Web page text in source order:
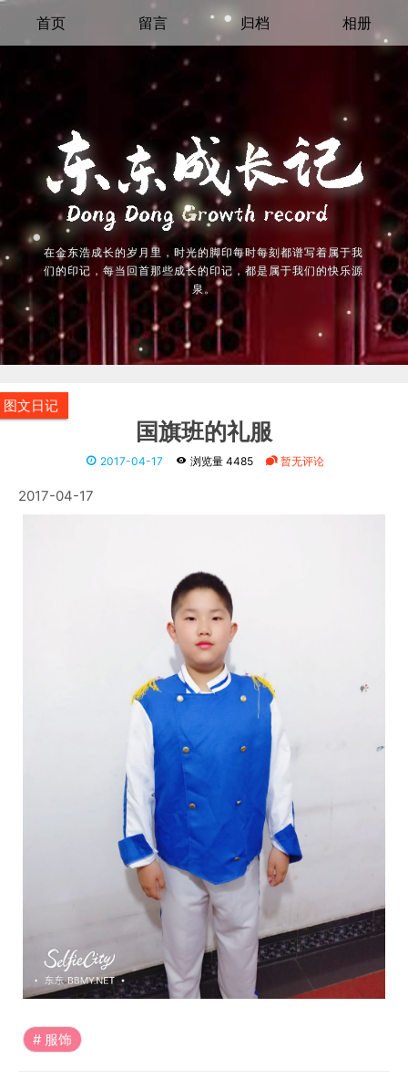
首页 留言 归档 相册
在金东浩成长的岁月里，时光的脚印每时每刻都谱写着属于我
们的印记，每当回首那些成长的印记，都是属于我们的快乐源
泉。
图文日记
国旗班的礼服
2017-04-17 浏览量 4485 暂无评论
2017-04-17
服饰